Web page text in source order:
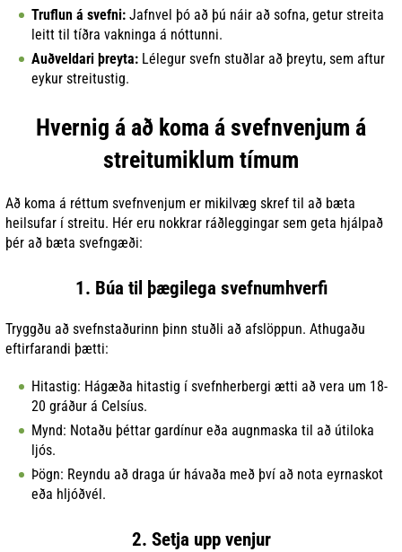
Truflun á svefni: Jafnvel þó að þú náir að sofna, getur streita
leitt til tíðra vakninga á nóttunni.
Auðveldari þreyta: Lélegur svefn stuðlar að þreytu, sem aftur
eykur streitustig.
Hvernig á að koma á svefnvenjum á
streitumiklum tímum
Að koma á réttum svefnvenjum er mikilvæg skref til að bæta
heilsufar í streitu. Hér eru nokkrar ráðleggingar sem geta hjálpað
þér að bæta svefngæði:
1. Búa til þægilega svefnumhverfi
Tryggðu að svefnstaðurinn þinn stuðli að afslöppun. Athugaðu
eftirfarandi þætti:
Hitastig: Hágæða hitastig í svefnherbergi ætti að vera um 18-
20 gráður á Celsíus.
Mynd: Notaðu þéttar gardínur eða augnmaska til að útiloka
ljós.
Þögn: Reyndu að draga úr hávaða með því að nota eyrnaskot
eða hljóðvél.
2. Setja upp venjur